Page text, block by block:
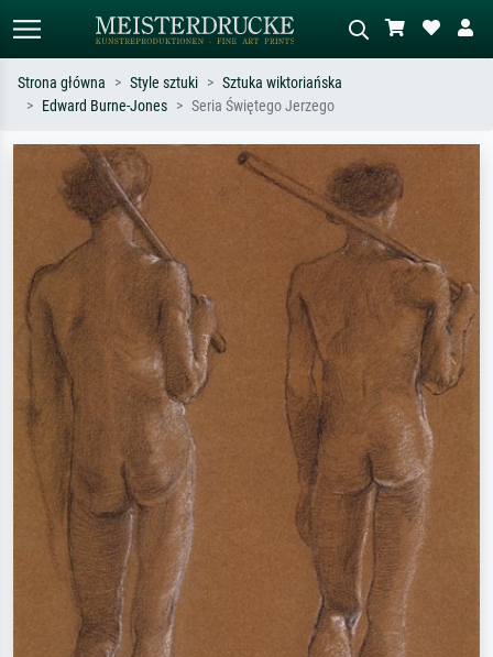
Szukaj wg artysty, tytułu lub stylu – np.
Monet, Gwiaździsta noc,
impresjonizm, fala Hokusaia, akt.
Opisz scenę – np. zielona łąka,
abstrakcja z czerwienią, ciemny olej,
stojący akt obok drzewa.
Strona główna Style sztuki
Sztuka wiktoriańska
Edward Burne-Jones
Seria Świętego Jerzego